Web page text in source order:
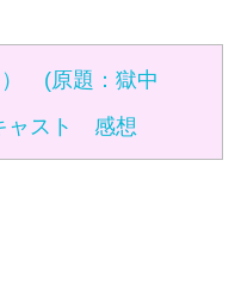
(原題：獄中
スト 感想